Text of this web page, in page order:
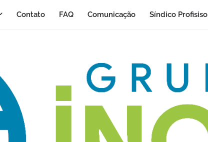
Contato FAQ Comunicação Síndico